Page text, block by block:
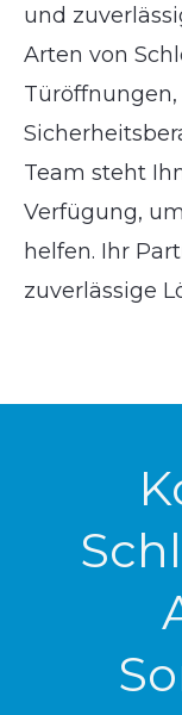
und
Arten von
Türöffnungen,
Team steht
Verfügung,
helfen. Ihr
zuverlässige